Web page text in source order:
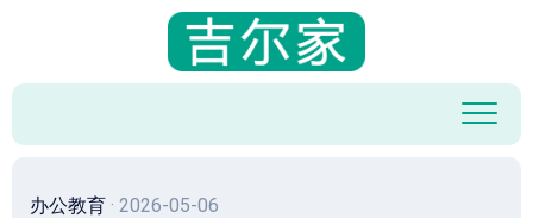
容
办公教育 · 2026-05-06